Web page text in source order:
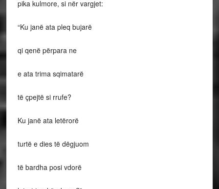
pika kulmore, si nër vargjet:
“Ku janë ata pleq bujarë
qi qenë përpara ne
e ata trima sqimatarë
të çpejtë si rrufe?
Ku janë ata letërorë
turtë e dies të dëgjuom
të bardha posi vdorë